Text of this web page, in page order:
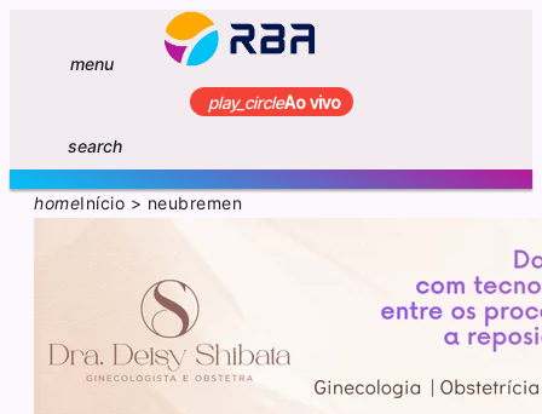
menu
play_circleAo vivo
search
homeInício > neubremen